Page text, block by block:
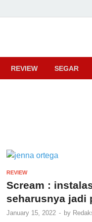
REVIEW SEGAR
REVIEW
Scream :
seharusnya jadi
January 15, 2022 - by